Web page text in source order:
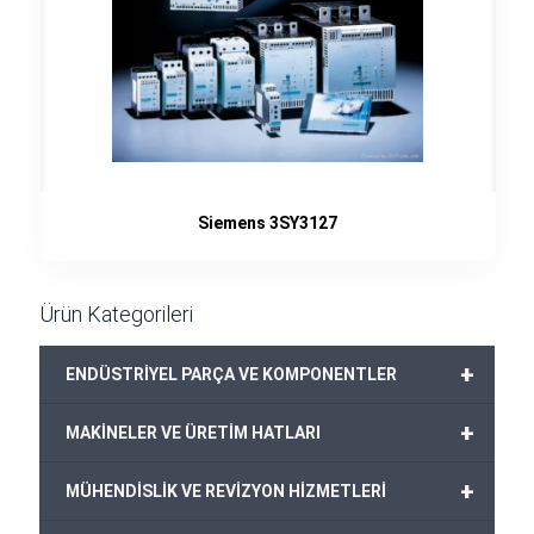
Siemens 3SY3127
Ürün Kategorileri
+
ENDÜSTRİYEL PARÇA VE KOMPONENTLER
+
MAKİNELER VE ÜRETİM HATLARI
+
MÜHENDİSLİK VE REVİZYON HİZMETLERİ